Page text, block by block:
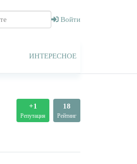
Войти
ИНТЕРЕСНОЕ
+1
Репутация
18
Рейтинг